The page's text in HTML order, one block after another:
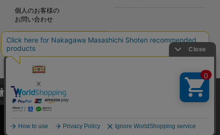
個人のお客様の
お問い合わせ
Copyright©2000-2026
Nakagawa Masashichi Shoten All Rights Reserved.
当サイトでは、当サイト内における閲覧履歴・属性情報などの取得およ
び利便性向上のためにクッキー（Cookie）を使用いたします。詳細に
関しては「プライバシーポリシー
承諾する